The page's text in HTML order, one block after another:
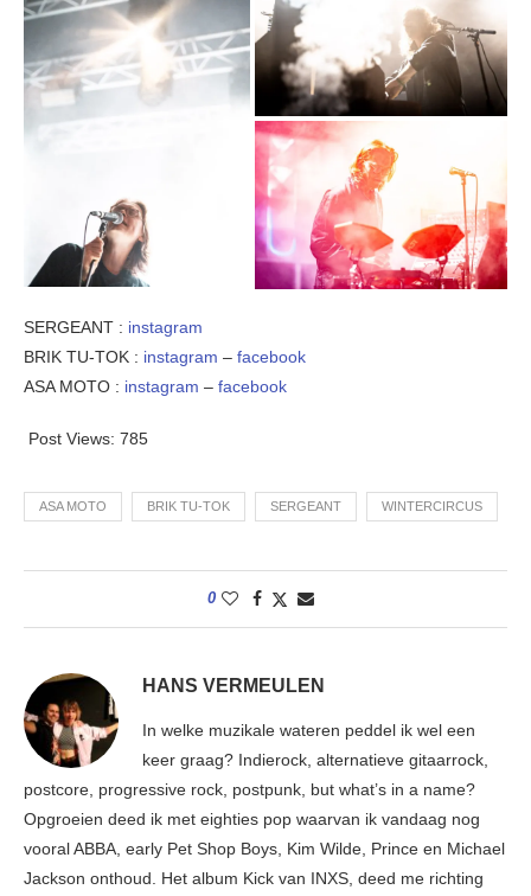
SERGEANT : instagram
BRIK TU-TOK : instagram – facebook
ASA MOTO : instagram – facebook
Post Views: 785
ASA MOTO BRIK TU-TOK SERGEANT WINTERCIRCUS
0
HANS VERMEULEN
In welke muzikale wateren peddel ik wel een
keer graag? Indierock, alternatieve gitaarrock,
postcore, progressive rock, postpunk, but what’s in a name?
Opgroeien deed ik met eighties pop waarvan ik vandaag nog
vooral ABBA, early Pet Shop Boys, Kim Wilde, Prince en Michael
Jackson onthoud. Het album Kick van INXS, deed me richting